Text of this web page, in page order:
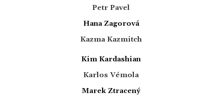
Petr Pavel
Hana Zagorová
Kazma Kazmitch
Kim Kardashian
Karlos Vémola
Marek Ztracený